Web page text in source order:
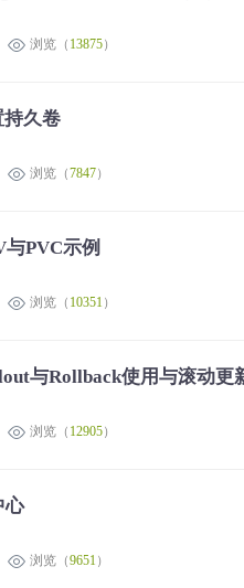
浏览（ 13875）
持久卷
浏览（7847）
PVC示例
浏览（ 10351）
与Rollback使用与滚动更
浏览（ 12905）
心
浏览（9651）